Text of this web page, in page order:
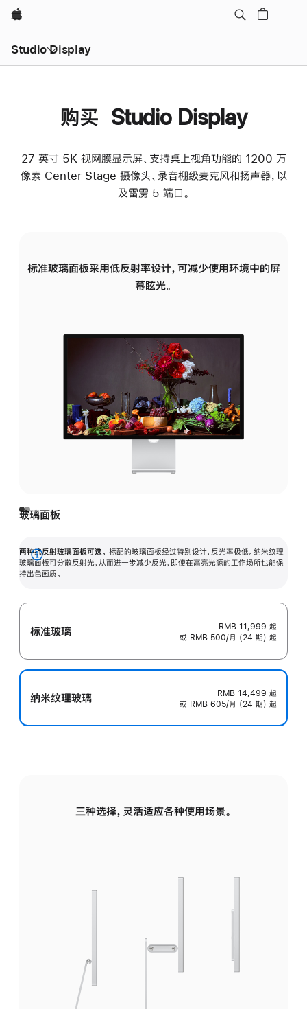
Apple
Studio Display
购买 Studio Display
27 英寸 5K 视网膜显示屏、支持桌上视角功能的 1200 万
像素 Center Stage 摄像头、录音棚级麦克风和扬声器，以
及雷雳 5 端口。
标准玻璃面板采用低反射率设计，可减少使用环境中的屏
幕眩光。
玻璃面板
两种抗反射玻璃面板可选。 标配的玻璃面板经过特别设计，反光率极低。纳米纹理
玻璃面板可分散反射光，从而进一步减少反光，即使在高亮光源的工作场所也能保
持出色画质。
展
开
标准玻璃 RMB 11,999 起
或 RMB 500/月 (24 期) 起
纳米纹理玻璃 RMB 14,499 起
或 RMB 605/月 (24 期) 起
三种选择，灵活适应各种使用场景。